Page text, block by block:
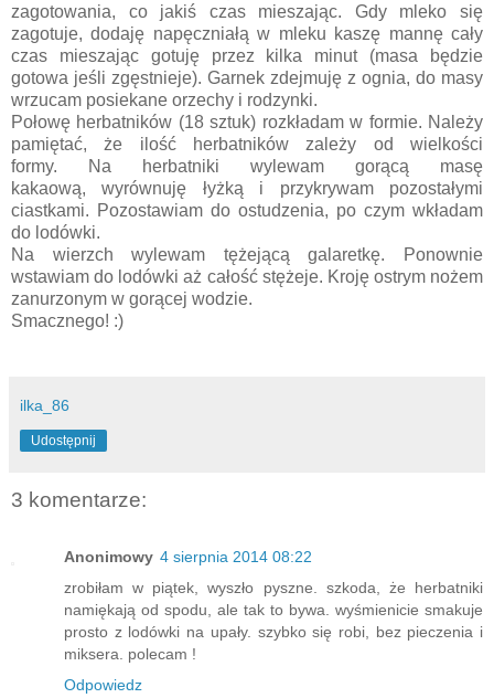
zagotowania, co jakiś czas mieszając. Gdy mleko się
zagotuje, dodaję napęczniałą w mleku kaszę mannę cały
czas mieszając gotuję przez kilka minut (masa będzie
gotowa jeśli zgęstnieje). Garnek zdejmuję z ognia, do masy
wrzucam posiekane orzechy i rodzynki.
Połowę herbatników (18 sztuk) rozkładam w formie. Należy
pamiętać, że ilość herbatników zależy od wielkości
formy. Na herbatniki wylewam gorącą masę
kakaową, wyrównuję łyżką i przykrywam pozostałymi
ciastkami. Pozostawiam do ostudzenia, po czym wkładam
do lodówki.
Na wierzch wylewam tężejącą galaretkę. Ponownie
wstawiam do lodówki aż całość stężeje. Kroję ostrym nożem
zanurzonym w gorącej wodzie.
Smacznego! :)
ilka_86
Udostępnij
3 komentarze:
Anonimowy 4 sierpnia 2014 08:22
zrobiłam w piątek, wyszło pyszne. szkoda, że herbatniki
namiękają od spodu, ale tak to bywa. wyśmienicie smakuje
prosto z lodówki na upały. szybko się robi, bez pieczenia i
miksera. polecam !
Odpowiedz